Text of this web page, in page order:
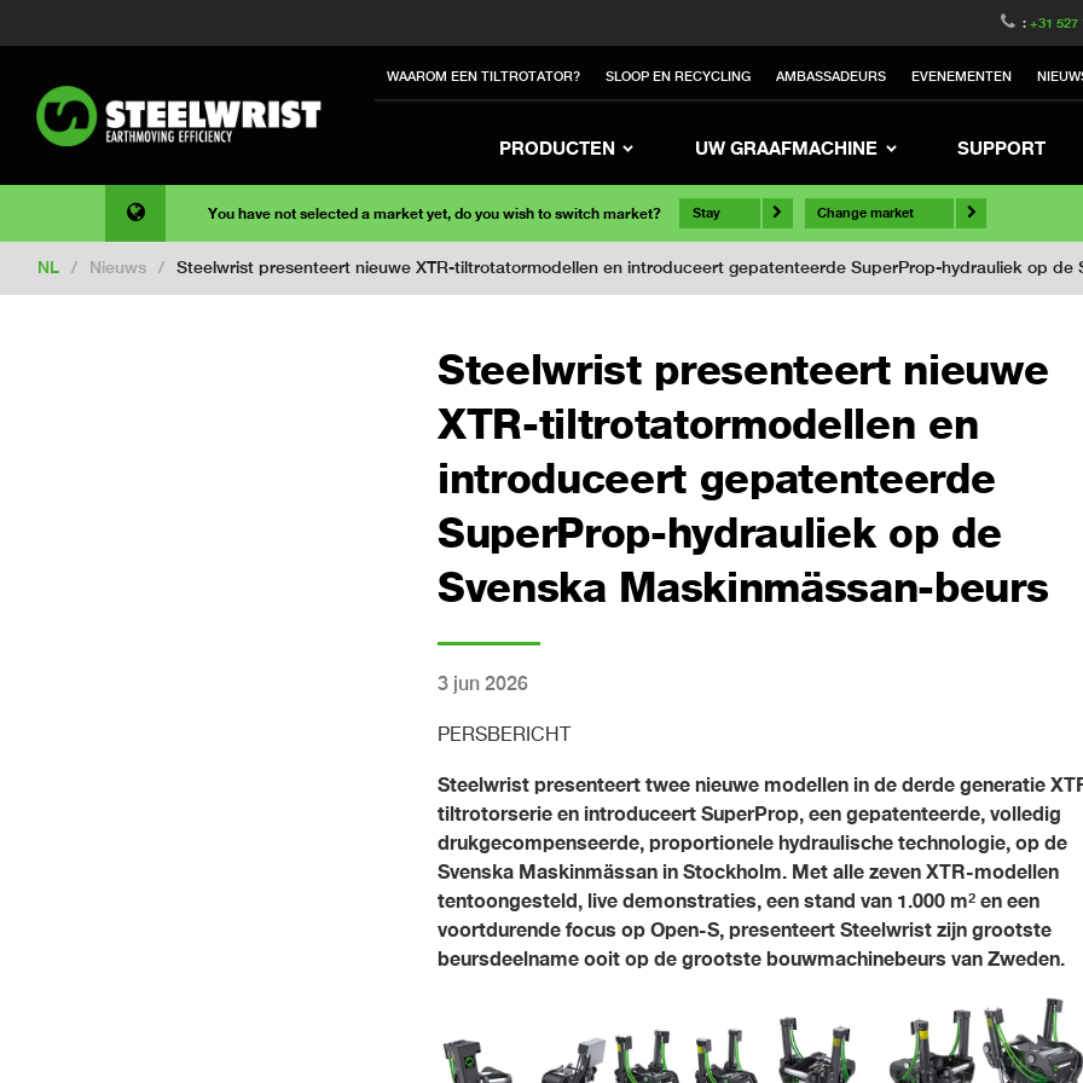
:+31 527
WAAROM EEN TILTROTATOR? SLOOP EN RECYCLING AMBASSADEURS EVENEMENTEN
PRODUCTEN UW GRAAFMACHINE SUPPORT
You have not selected a market yet, do you wish to switch market? Stay Change market
NL / Nieuws / Steelwrist presenteert nieuwe XTR-tiltrotatormodellen en introduceert gepatenteerde SuperProp-hydrauliek op de
Steelwrist presenteert nieuwe
XTR-tiltrotatormodellen en
introduceert gepatenteerde
SuperProp-hydrauliek op de
Svenska Maskinmässan-beurs
3 jun 2026
PERSBERICHT
Steelwrist presenteert twee nieuwe modellen in de derde generatie
tiltrotorserie en introduceert SuperProp, een gepatenteerde, volledig
drukgecompenseerde, proportionele hydraulische technologie, op de
Svenska Maskinmässan in Stockholm. Met alle zeven XTR-modellen
tentoongesteld, live demonstraties, een stand van 1.000 m² en een
voortdurende focus op Open-S, presenteert Steelwrist zijn grootste
beursdeelname ooit op de grootste bouwmachinebeurs van Zweden.